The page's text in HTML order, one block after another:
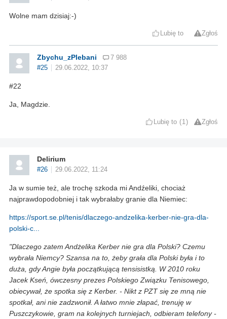
Wolne mam dzisiaj:-)
Lubię to Zgłoś
Zbychu_zPlebani
7 988
#25
29.06.2022, 10:37
#22
Ja, Magdzie.
Lubię to 1 Zgłoś
Delirium
#26 29.06.2022, 11:24
Ja w sumie też, ale trochę szkoda mi Andźeliki, chociaż
najprawdopodobniej i tak wybrałaby granie dla Niemiec:
https://sport.se.pl/tenis/dlaczego-andzelika-kerber-nie-gra-dla-
polski-c...
"Dlaczego zatem Andżelika Kerber nie gra dla Polski? Czemu
wybrała Niemcy? Szansa na to, żeby grała dla Polski była i to
duża, gdy Angie była początkującą tensisistką. W 2010 roku
Jacek Kseń, ówczesny prezes Polskiego Związku Tenisowego,
obiecywał, że spotka się z Kerber. - Nikt z PZT się ze mną nie
spotkał, ani nie zadzwonił. A łatwo mnie złapać, trenuję w
Puszczykowie, gram na kolejnych turniejach, odbieram telefony -